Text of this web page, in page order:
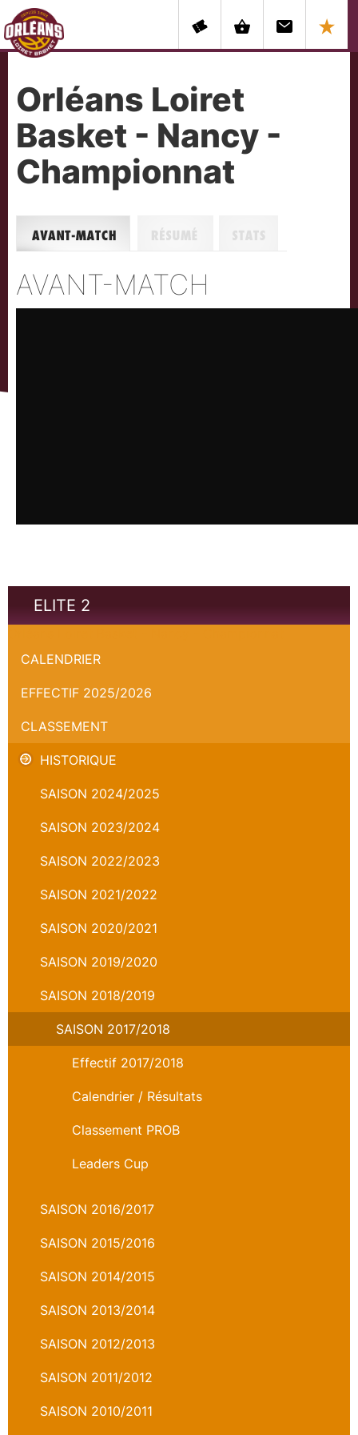
Orléans Loiret
Basket - Nancy -
Championnat
AVANT-MATCH
ELITE 2
CALENDRIER
EFFECTIF 2025/2026
CLASSEMENT
HISTORIQUE
SAISON 2024/2025
SAISON 2023/2024
SAISON 2022/2023
SAISON 2021/2022
SAISON 2020/2021
SAISON 2019/2020
SAISON 2018/2019
SAISON 2017/2018
Effectif 2017/2018
Calendrier / Résultats
Classement PROB
Leaders Cup
SAISON 2016/2017
SAISON 2015/2016
SAISON 2014/2015
SAISON 2013/2014
SAISON 2012/2013
SAISON 2011/2012
SAISON 2010/2011